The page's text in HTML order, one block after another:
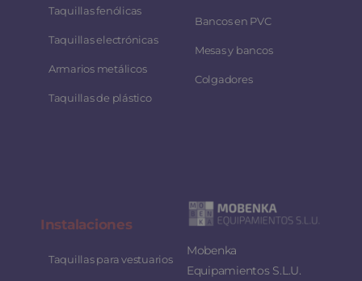
Taquillas fenólicas
Taquillas electrónicas
Armarios metálicos
Taquillas de plástico
Bancos en PVC
Mesas y bancos
Colgadores
Instalaciones
Taquillas para vestuarios
Mobenka
Equipamientos S.L.U.